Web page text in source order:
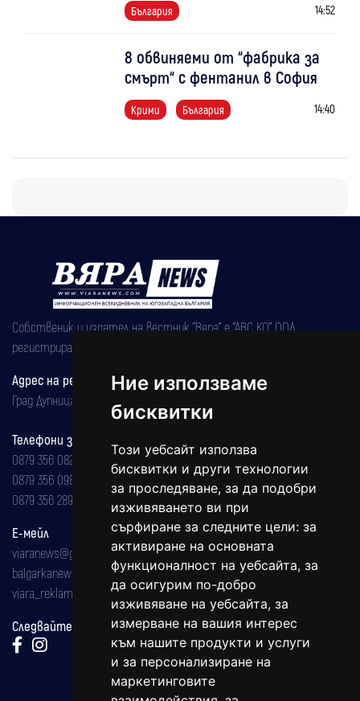
Ние използваме
бисквитки
Този уебсайт използва
бисквитки и други технологии
за проследяване, за да подобри
изживяването ви при
сърфиране за следните цели: за
активиране на основната
функционалност на уебсайта, за
да осигурим по-добро
изживяване на уебсайта, за
измерване на вашия интерес
към нашите продукти и услуги
и за персонализиране на
маркетинговите
България 14:52
8 обвиняеми от “фабрика за
смърт“ с фентанил в София
Крими България 14:40
Собственик и издател на вестник "Вяра" е "АВС КО" ООД,
регистрирана на 08.05.2002 година.
Адрес на редакцията
Град Дупница, ул.''Христо Ботев" 43
Телефони за реклама и абонаменти
0879 356 082
0879 356 098
0879 356 289
Е-мейл
viaranews@gmail.com
balgarkanews@gmail.com
viara_reklama@mail.bg
Следвайте ни: